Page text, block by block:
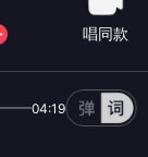
唱同款
04:19